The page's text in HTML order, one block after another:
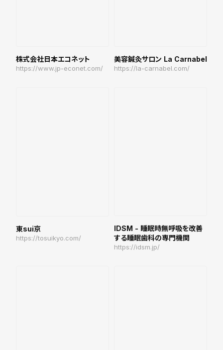
株式会社日本エコネット
https://www.jp-econet.com/
美容鍼灸サロン La Carnabel
https://la-carnabel.com/
東sui京
https://tosuikyo.com/
IDSM - 睡眠時無呼吸を改善
する睡眠歯科の専門機関
https://idsm.jp/